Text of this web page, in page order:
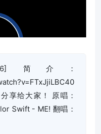
简介：
享给大家！ 原唱：
Swift - ME! 翻唱：